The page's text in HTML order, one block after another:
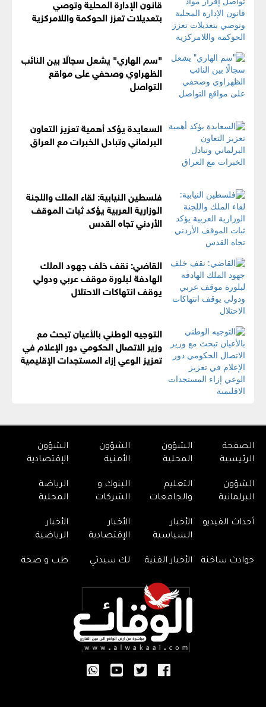
قانون الإدارة المحلية وتوصي
بتعديلات تعزز الحوكمة واللامركزية
"سم الهاري" يشعل سجالًا بين النائب
الظهراوي وصحفي على مواقع
التواصل
السعايدة يؤكد أهمية تعزيز التعاون
البرلماني وتبادل الخبرات مع العراق
فلسطين النيابية: لقاء الملك واللجنة
الوزارية العربية يؤكد ثبات الموقف
الأردني تجاه القدس
القاضي: نقف خلف جهود الملك
الهادفة لبلورة موقف عربي ودولي
يوقف انتهاكات الاحتلال
التوجيه الوطني بالأعيان تبحث مع
وزير الاتصال الحكومي دور الإعلام في
تعزيز الوعي إزاء المستجدات الإقليمية
الصفحة
الرئيسية
الشؤون
المحلية
الشؤون
الأمنية
الشؤون
الإقتصادية
الشؤون
البرلمانية
التعليم
والجامعات
البنوك و
الشركات
الرياضة
المحلية
أحداث الفيديو
الأخبار
السياسية
الأخبار
الإقتصادية
الأخبار
الرياضية
حوادث ساخنة الأخبار الفنية لك سيدتي طب و صحة